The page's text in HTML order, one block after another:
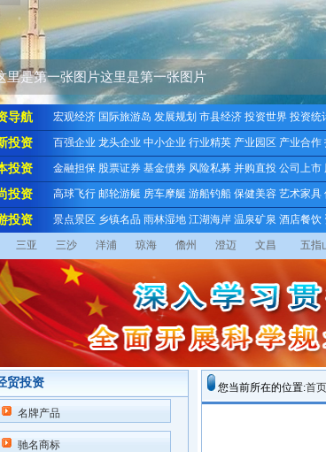
里是第一张图片这里是第一张图片
导航 宏观经济 国际旅游岛 发展规划 市县经济 投资世界 投资统
投资 百强企业 龙头企业 中小企业 行业精英 产业园区 产业合作
投资 金融担保 股票证券 基金债券 风险私募 并购直投 公司上市
投资 高球飞行 邮轮游艇 房车摩艇 游船钓船 保健美容 艺术家具
投资 景点景区 乡镇名品 雨林湿地 江湖海岸 温泉矿泉 酒店餐饮
三亚 三沙 洋浦 琼海 儋州 澄迈 文昌 五指
贸投资
名牌产品
驰名商标
您当前所在的位置:首页